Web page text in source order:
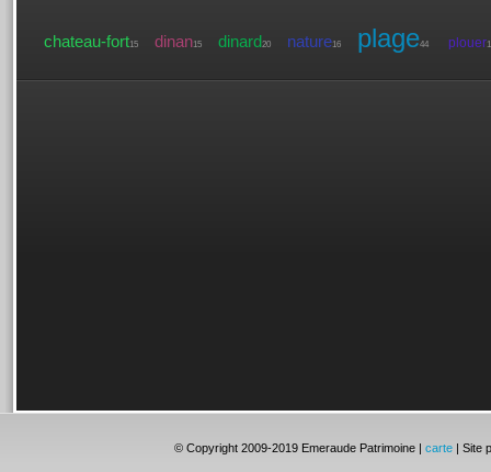
chateau-fort15 dinan15 dinard20 nature16 plage44 plouer
© Copyright 2009-2019 Emeraude Patrimoine |carte | Site